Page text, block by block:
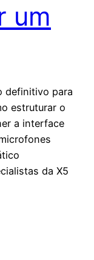
um
definitivo para
estruturar o
a interface
da X5